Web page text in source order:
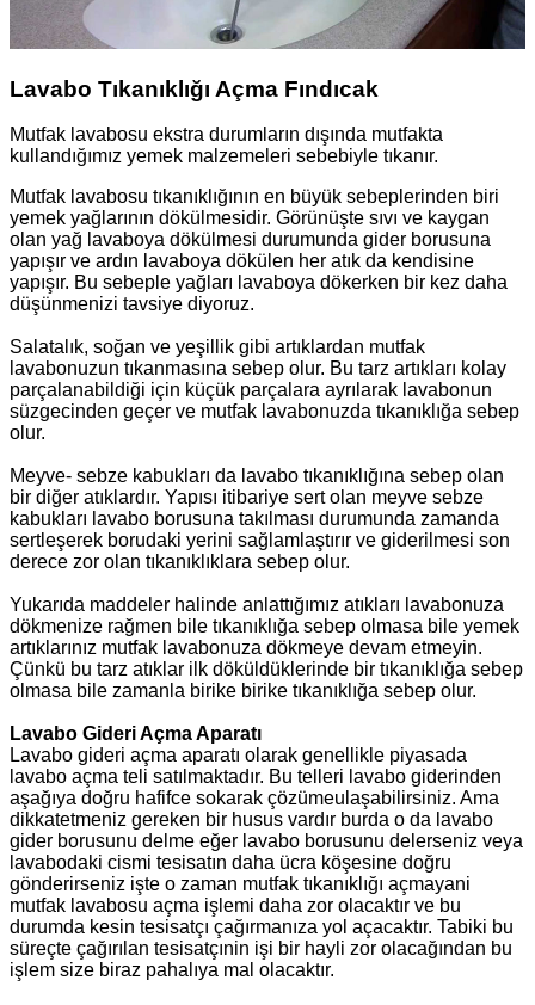
Lavabo Tıkanıklığı Açma Fındıcak
Mutfak lavabosu ekstra durumların dışında mutfakta
kullandığımız yemek malzemeleri sebebiyle tıkanır.
Mutfak lavabosu tıkanıklığının en büyük sebeplerinden biri
yemek yağlarının dökülmesidir. Görünüşte sıvı ve kaygan
olan yağ lavaboya dökülmesi durumunda gider borusuna
yapışır ve ardın lavaboya dökülen her atık da kendisine
yapışır. Bu sebeple yağları lavaboya dökerken bir kez daha
düşünmenizi tavsiye diyoruz.
Salatalık, soğan ve yeşillik gibi artıklardan mutfak
lavabonuzun tıkanmasına sebep olur. Bu tarz artıkları kolay
parçalanabildiği için küçük parçalara ayrılarak lavabonun
süzgecinden geçer ve mutfak lavabonuzda tıkanıklığa sebep
olur.
Meyve- sebze kabukları da lavabo tıkanıklığına sebep olan
bir diğer atıklardır. Yapısı itibariye sert olan meyve sebze
kabukları lavabo borusuna takılması durumunda zamanda
sertleşerek borudaki yerini sağlamlaştırır ve giderilmesi son
derece zor olan tıkanıklıklara sebep olur.
Yukarıda maddeler halinde anlattığımız atıkları lavabonuza
dökmenize rağmen bile tıkanıklığa sebep olmasa bile yemek
artıklarınız mutfak lavabonuza dökmeye devam etmeyin.
Çünkü bu tarz atıklar ilk döküldüklerinde bir tıkanıklığa sebep
olmasa bile zamanla birike birike tıkanıklığa sebep olur.
Lavabo Gideri Açma Aparatı
Lavabo gideri açma aparatı olarak genellikle piyasada
lavabo açma teli satılmaktadır. Bu telleri lavabo giderinden
aşağıya doğru hafifce sokarak çözümeulaşabilirsiniz. Ama
dikkatetmeniz gereken bir husus vardır burda o da lavabo
gider borusunu delme eğer lavabo borusunu delerseniz veya
lavabodaki cismi tesisatın daha ücra köşesine doğru
gönderirseniz işte o zaman mutfak tıkanıklığı açmayani
mutfak lavabosu açma işlemi daha zor olacaktır ve bu
durumda kesin tesisatçı çağırmanıza yol açacaktır. Tabiki bu
süreçte çağırılan tesisatçınin işi bir hayli zor olacağından bu
işlem size biraz pahalıya mal olacaktır.